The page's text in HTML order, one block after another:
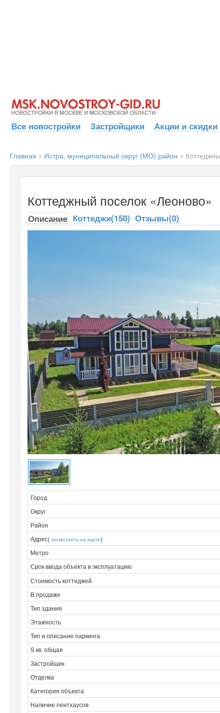
Все новостройки Застройщики Акции и скидки
Главная > Истра, муниципальный округ (МО) район >
Коттеджный поселок «Леоново»
Описание Коттеджи(150) Отзывы(0)
Город
Округ
Район
Адрес( посмотреть на карте)
Метро
Срок ввода объекта в эксплуатацию
Стоимость коттеджей
В продаже
Тип здания
Этажность
Тип и описание паркинга
S кв. общая
Застройщик
Отделка
Категория объекта
Наличие пентхаусов